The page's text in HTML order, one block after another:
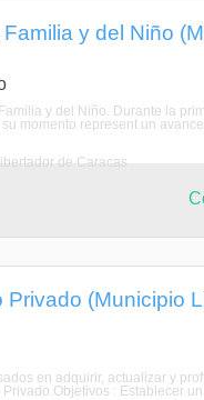
y del Niño
y del Niño. Durante la
momento represent un
de Caracas
(Municipio
en adquirir, actualizar y
: Establecer